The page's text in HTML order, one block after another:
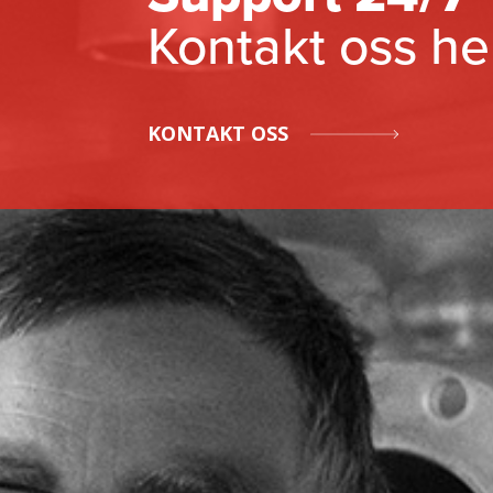
Kontakt oss
KONTAKT OSS